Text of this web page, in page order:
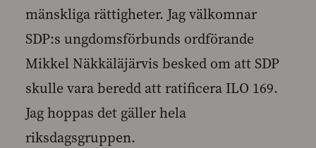
mänskliga rättigheter. Jag välkomnar
SDP:s ungdomsförbunds ordförande
Mikkel Näkkäläjärvis besked om att SDP
skulle vara beredd att ratificera ILO 169.
Jag hoppas det gäller hela
riksdagsgruppen.